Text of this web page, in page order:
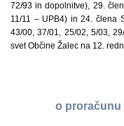
72/93 in dopolnitve), 29.
11/11 – UPB4) in 24. člena
43/00, 37/01, 25/02, 5/03,
svet Občine Žalec na 12.
o proračunu